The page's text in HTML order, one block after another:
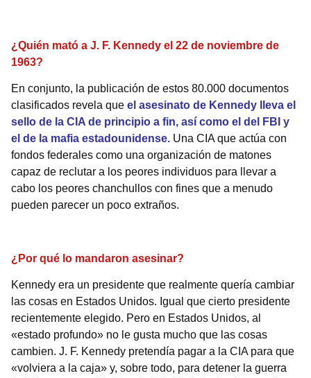
¿Quién mató a J. F. Kennedy el 22 de noviembre de
1963?
En conjunto, la publicación de estos 80.000 documentos
clasificados revela que el asesinato de Kennedy lleva el
sello de la CIA de principio a fin, así como el del FBI y
el de la mafia estadounidense. Una CIA que actúa con
fondos federales como una organización de matones
capaz de reclutar a los peores individuos para llevar a
cabo los peores chanchullos con fines que a menudo
pueden parecer un poco extraños.
¿Por qué lo mandaron asesinar?
Kennedy era un presidente que realmente quería cambiar
las cosas en Estados Unidos. Igual que cierto presidente
recientemente elegido. Pero en Estados Unidos, al
«estado profundo» no le gusta mucho que las cosas
cambien. J. F. Kennedy pretendía pagar a la CIA para que
«volviera a la caja» y, sobre todo, para detener la guerra